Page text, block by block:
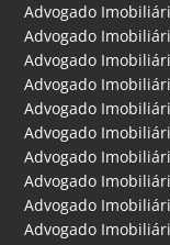
Advogado
Advogado
Advogado
Advogado
Advogado
Advogado
Advogado
Advogado
Advogado
Advogado